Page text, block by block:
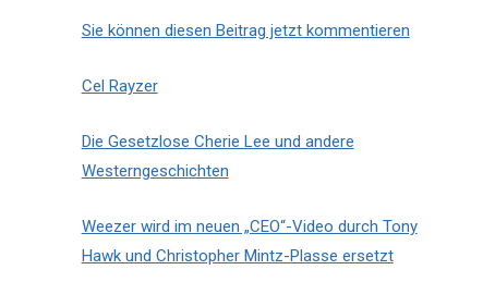
Sie können diesen Beitrag jetzt kommentieren
Cel Rayzer
Die Gesetzlose Cherie Lee und andere
Westerngeschichten
Weezer wird im neuen „CEO“-Video durch Tony
Hawk und Christopher Mintz-Plasse ersetzt